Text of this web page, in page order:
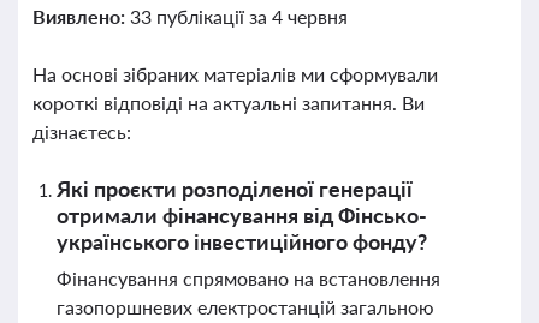
Виявлено: 33 публікації за 4 червня
На основі зібраних матеріалів ми сформували
короткі відповіді на актуальні запитання. Ви
дізнаєтесь:
Які проєкти розподіленої генерації
отримали фінансування від Фінсько-
українського інвестиційного фонду?
Фінансування спрямовано на встановлення
газопоршневих електростанцій загальною